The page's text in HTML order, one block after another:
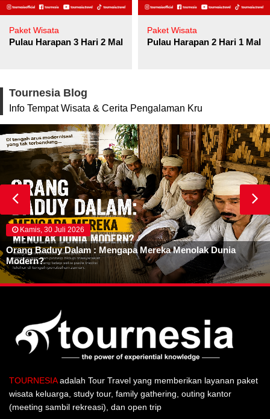
Paket Wisata
Pulau Harapan 3 Hari 2 Malam
Paket Wisata
Pulau Harapan 2 Hari 1
Tournesia Blog
Info Tempat Wisata & Cerita Pengalaman Kru
Kamis, 30 Juli 2026
Orang Baduy Dalam : Mengapa Mereka Menolak Dunia
Modern?
TOURNESIAadalah Tour Travel yang memberikan layanan paket
wisata keluarga, study tour, family gathering, outing kantor
(meeting sambil rekreasi), dan open trip